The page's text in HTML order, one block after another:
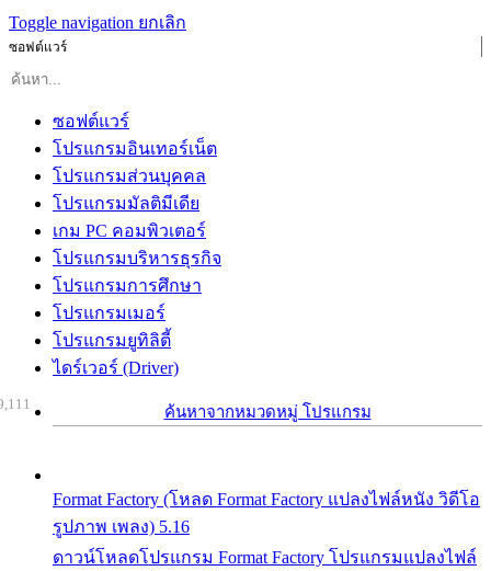
Toggle navigation ยกเลิก
ซอฟต์แวร์
ซอฟต์แวร์
โปรแกรมอินเทอร์เน็ต
โปรแกรมส่วนบุคคล
โปรแกรมมัลติมีเดีย
เกม PC คอมพิวเตอร์
โปรแกรมบริหารธุรกิจ
โปรแกรมการศึกษา
โปรแกรมเมอร์
โปรแกรมยูทิลิตี้
ไดร์เวอร์ (Driver)
ค้นหาจากหมวดหมู่ โปรแกรม
Format Factory (โหลด Format Factory แปลงไฟล์หนัง วิดีโอ
รูปภาพ เพลง) 5.16
ดาวน์โหลดโปรแกรม Format Factory โปรแกรมแปลงไฟล์